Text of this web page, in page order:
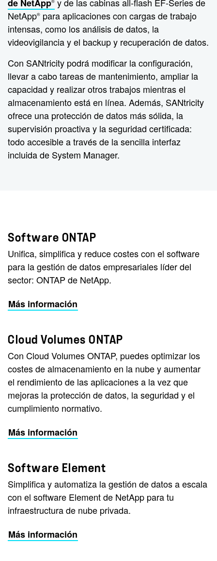
de NetApp®
NetApp® para aplicaciones con cargas de trabajo
intensas, como los análisis de datos, la
videovigilancia y el backup y recuperación de datos.
Con SANtricity podrá modificar la configuración,
llevar a cabo tareas de mantenimiento, ampliar la
capacidad y realizar otros trabajos mientras el
almacenamiento está en línea. Además, SANtricity
ofrece una protección de datos más sólida, la
supervisión proactiva y la seguridad certificada:
todo accesible a través de la sencilla interfaz
incluida de System Manager.
Software ONTAP
Unifica, simplifica y reduce costes con el software
para la gestión de datos empresariales líder del
sector: ONTAP de NetApp.
Más información
Cloud Volumes ONTAP
Con Cloud Volumes ONTAP, puedes optimizar los
costes de almacenamiento en la nube y aumentar
el rendimiento de las aplicaciones a la vez que
mejoras la protección de datos, la seguridad y el
cumplimiento normativo.
Más información
Software Element
Simplifica y automatiza la gestión de datos a escala
con el software Element de NetApp para tu
infraestructura de nube privada.
Más información